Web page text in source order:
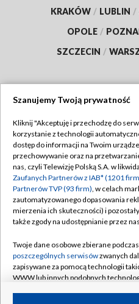
KRAKÓW / LUBLIN /
OPOLE /
SZCZECIN /
Abonament TVP
Emisja w TVP
Centrum informacji TVP
Naziemna Telewizja
Rada Programowa
System NOS
Informacje o nadawcy
Polityka
Moje
Szanujemy Twoją prywatność
Kliknij "Akceptuję i przechodzę do
korzystanie z technologii
dostęp do informacji na Twoim
przechowywanie oraz na
nas, czyli Telewizję Polską S.A. w
Zaufanych Partnerów z IAB* (1201
Partnerów TVP (93 firm), w celach
zautomatyzowanego dopasowania
mierzenia ich skuteczności) i
także zgody na udostępnianie przez
Twoje dane osobowe zbierane
poszczególnych serwisówzwanych
zapisywane za pomocą technologii
WWW lub innych podobnych